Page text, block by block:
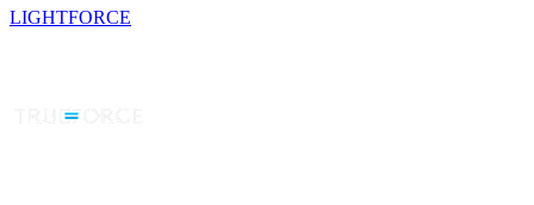
LIGHTFORCE